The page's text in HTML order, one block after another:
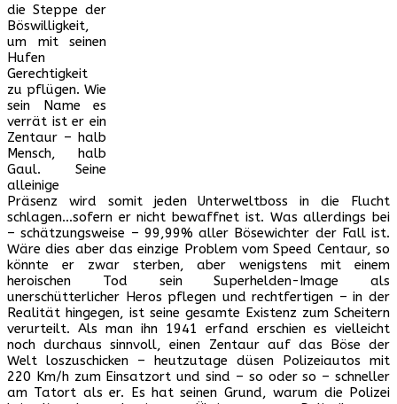
die Steppe der
Böswilligkeit,
um mit seinen
Hufen
Gerechtigkeit
zu pflügen. Wie
sein Name es
verrät ist er ein
Zentaur – halb
Mensch, halb
Gaul. Seine
alleinige
Präsenz wird somit jeden Unterweltboss in die Flucht
schlagen…sofern er nicht bewaffnet ist. Was allerdings bei
– schätzungsweise – 99,99% aller Bösewichter der Fall ist.
Wäre dies aber das einzige Problem vom Speed Centaur, so
könnte er zwar sterben, aber wenigstens mit einem
heroischen Tod sein Superhelden-Image als
unerschütterlicher Heros pflegen und rechtfertigen – in der
Realität hingegen, ist seine gesamte Existenz zum Scheitern
verurteilt. Als man ihn 1941 erfand erschien es vielleicht
noch durchaus sinnvoll, einen Zentaur auf das Böse der
Welt loszuschicken – heutzutage düsen Polizeiautos mit
220 Km/h zum Einsatzort und sind – so oder so – schneller
am Tatort als er. Es hat seinen Grund, warum die Polizei